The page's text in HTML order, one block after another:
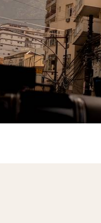
vous êtes
House,
de la
se démarque
pour patrouiller
toutefois,
au
denos